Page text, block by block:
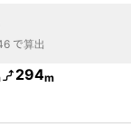
で算出
294m